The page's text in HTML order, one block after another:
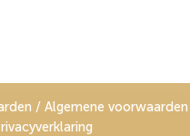
/ Algemene voorwaarden